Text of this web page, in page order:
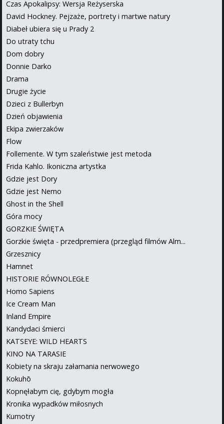
Czas Apokalipsy: Wersja Reżyserska
David Hockney. Pejzaże, portrety i martwe natury
Diabeł ubiera się u Prady 2
Do utraty tchu
Dom dobry
Donnie Darko
Drama
Drugie życie
Dzieci z Bullerbyn
Dzień objawienia
Ekipa zwierzaków
Flow
Follemente. W tym szaleństwie jest metoda
Frida Kahlo. Ikoniczna artystka
Gdzie jest Dory
Gdzie jest Nemo
Ghost in the Shell
Góra mocy
GORZKIE ŚWIĘTA
Gorzkie święta - przedpremiera (przegląd filmów Alm...
Grzesznicy
Hamnet
HISTORIE RÓWNOLEGŁE
Homo Sapiens
Ice Cream Man
Inland Empire
Kandydaci śmierci
KATSEYE: WILD HEARTS
KINO NA TARASIE
Kobiety na skraju załamania nerwowego
Kokuhō
Kopnęłabym cię, gdybym mogła
Kronika wypadków miłosnych
Kumotry